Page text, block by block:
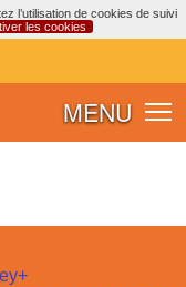
l’utilisation de cookies de suivi
les cookies
MENU